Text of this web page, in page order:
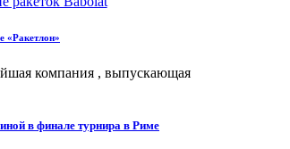
«Ракетлон»
компания , выпускающая
в финале турнира в Риме